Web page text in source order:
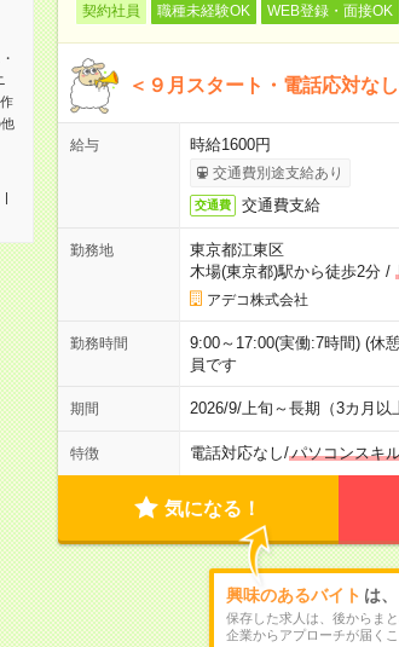
契約社員 職種未経験OK WEB登録・面接OK
＜９月スタート・電話応対な
給与 時給1600円
交通費別途支給あり
交通費 交通費支給
勤務地
東京都江東区
木場(東京都)駅から徒歩2分/
アデコ株式会社
勤務時間
9:00～17:00(実働:7時間) (休
員です
期間 2026/9/上旬～長期（3カ月以
特徴 電話対応なし/パソコンスキ
気になる！
興味のあるバイト は
保存した求人は、後からまと
企業からアプローチが届くこ